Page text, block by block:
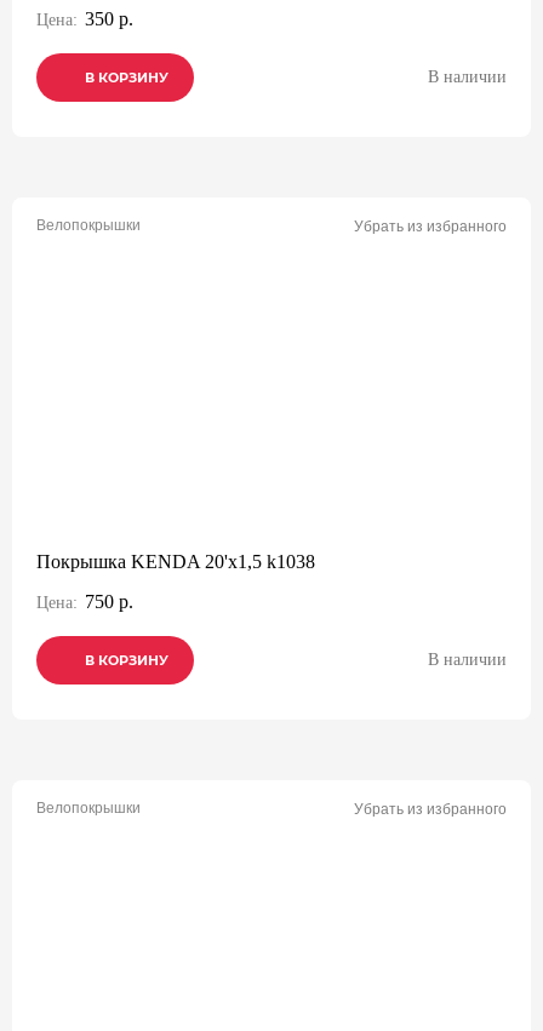
Цена: 350 р.
В КОРЗИНУ
В КОРЗИНУ
В КОРЗИНУ В наличии
Велопокрышки Убрать из избранного
Покрышка KENDA 20'х1,5 k1038
Цена: 750 р.
В КОРЗИНУ
В КОРЗИНУ
В КОРЗИНУ В наличии
Велопокрышки Убрать из избранного